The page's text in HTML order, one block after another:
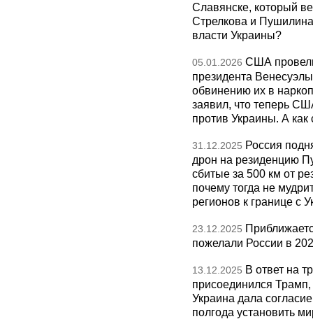
Славянске, который
Стрелкова и Пушилина
власти Украины?
05.01.2026 США
президента
обвинению их в
заявил, что теперь
против Украины. А как
31.12.2025 Россия
дрон на резиденцию
сбитые за 500 км от
почему тогда не
регионов к границе с
23.12.2025
пожелали России в
13.12.2025 В ответ на
присоединился
Украина дала
полгода установить